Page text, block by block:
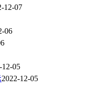
12-07
06
12-05
2022-12-05